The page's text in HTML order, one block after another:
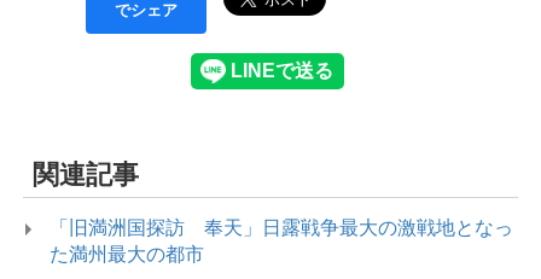
でシェア
関連記事
「旧満洲国探訪 奉天」日露戦争最大の激戦地となっ
た満州最大の都市